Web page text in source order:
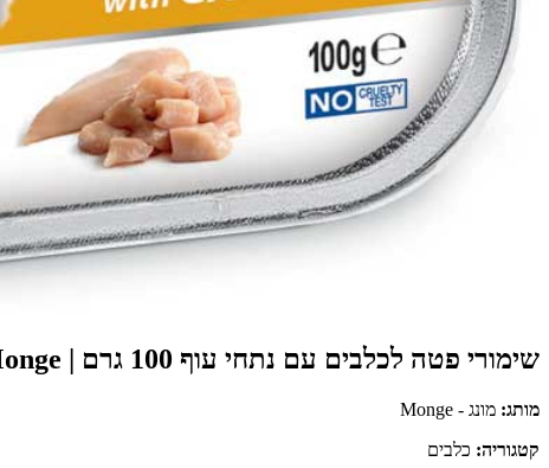
שימורי פטה לכלבים עם נתחי עוף 100 גרם | Monge
מותג: מונג - Monge
קטגוריה: כלבים